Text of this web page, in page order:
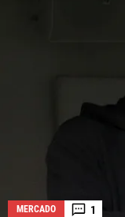
La aceptación de
puede dar lugar a un
cómo y dónde
orden en que
MERCADO 1